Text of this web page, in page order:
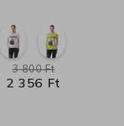
2 356 Ft
3 800 Ft